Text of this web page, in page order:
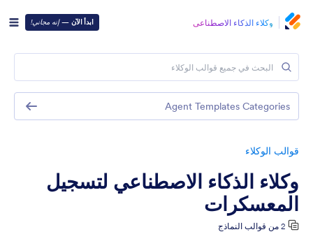
وكلاء الذكاء الاصطناعي ابدأ الآن —إنه مجاني!
قوالب الوكلاء
وكلاء الذكاء الاصطناعي لتسجيل
المعسكرات
2 من قوالب النماذج
Agent Templates Categories